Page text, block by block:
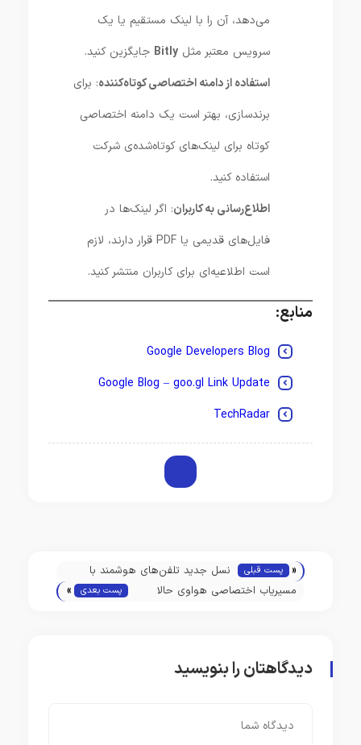
می‌دهد، آن را با لینک مستقیم یا یک
سرویس معتبر مثل Bitly جایگزین کنید.
استفاده از دامنه اختصاصی کوتاه‌کننده: برای
برندسازی، بهتر است یک دامنه اختصاصی
کوتاه برای لینک‌های کوتاه‌شده‌ی شرکت
استفاده کنید.
اطلاع‌رسانی به کاربران: اگر لینک‌ها در
فایل‌های قدیمی یا PDF قرار دارند، لازم
است اطلاعیه‌ای برای کاربران منتشر کنید.
منابع:
Google Developers Blog
Google Blog – goo.gl Link Update
TechRadar
« پست قبلی
نسل جدید تلفن‌های هوشمند با
دستیار AI
مسیریاب اختصاصی هواوی حالا
پست بعدی »
دیدگاهتان را بنویسید